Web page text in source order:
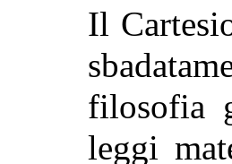
Il
filosofia
leggi